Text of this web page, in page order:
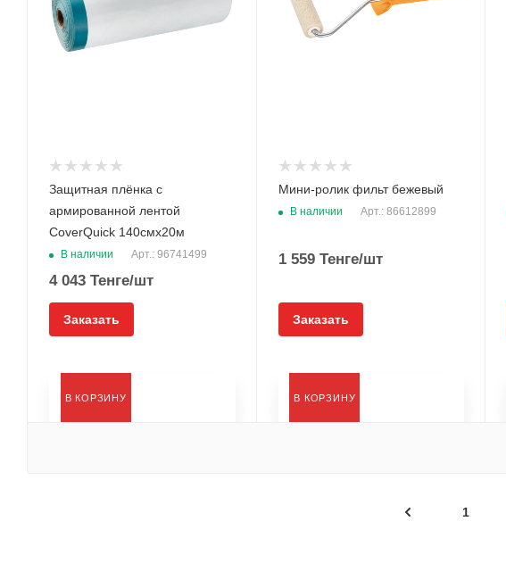
Защитная плёнка с
армированной лентой
CoverQuick 140смx20м
В наличии Арт.: 96741499
4 043 Тенге/шт
Заказать
В КОРЗИНУ
Мини-ролик фильт бежевый
В наличии Арт.: 86612899
1 559Тенге/шт
Заказать
В КОРЗИНУ
1